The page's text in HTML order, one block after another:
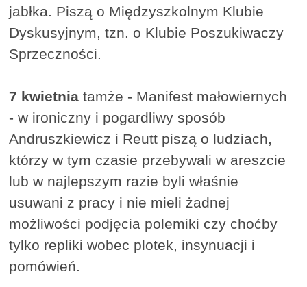
jabłka. Piszą o Międzyszkolnym Klubie
Dyskusyjnym, tzn. o Klubie Poszukiwaczy
Sprzeczności.
7 kwietnia tamże - Manifest małowiernych
- w ironiczny i pogardliwy sposób
Andruszkiewicz i Reutt piszą o ludziach,
którzy w tym czasie przebywali w areszcie
lub w najlepszym razie byli właśnie
usuwani z pracy i nie mieli żadnej
możliwości podjęcia polemiki czy choćby
tylko repliki wobec plotek, insynuacji i
pomówień.